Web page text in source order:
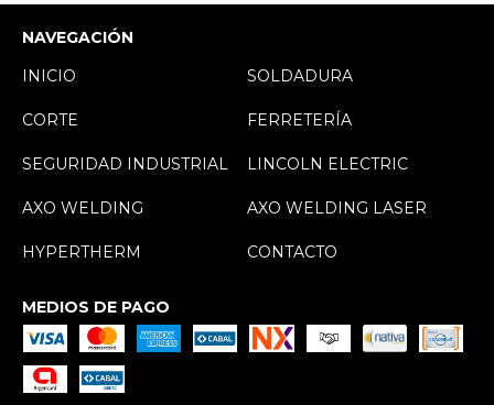
NAVEGACIÓN
INICIO
SOLDADURA
CORTE FERRETERÍA
SEGURIDAD INDUSTRIAL LINCOLN ELECTRIC
AXO WELDING AXO WELDING LASER
HYPERTHERM CONTACTO
MEDIOS DE PAGO